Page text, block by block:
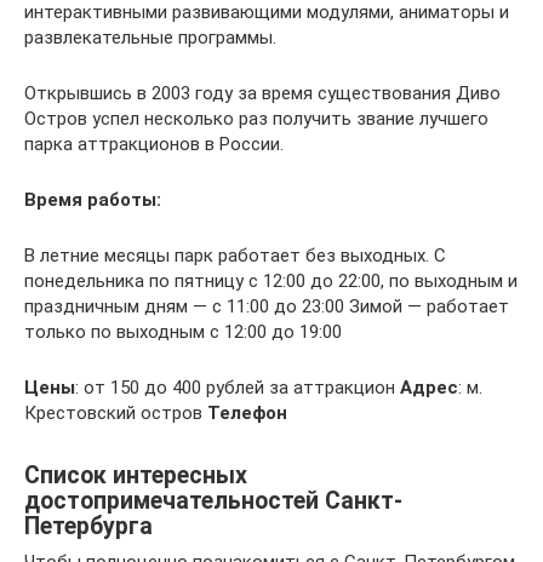
интерактивными развивающими модулями, аниматоры и
развлекательные программы.
Открывшись в 2003 году за время существования Диво
Остров успел несколько раз получить звание лучшего
парка аттракционов в России.
Время работы:
В летние месяцы парк работает без выходных. С
понедельника по пятницу с 12:00 до 22:00, по выходным и
праздничным дням — с 11:00 до 23:00 Зимой — работает
только по выходным с 12:00 до 19:00
Цены: от 150 до 400 рублей за аттракцион Адрес: м.
Крестовский остров Телефон
Список интересных
достопримечательностей Санкт-
Петербурга